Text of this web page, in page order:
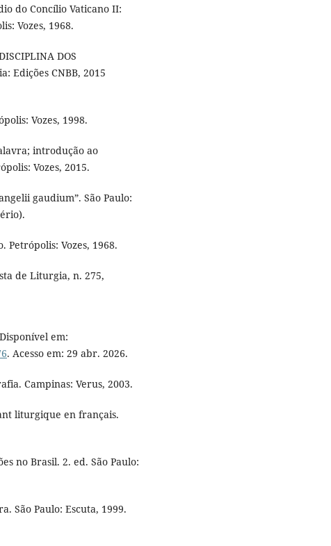
do Concílio Vaticano II:
Vozes, 1968.
DOS
Edições CNBB, 2015
Vozes, 1998.
introdução ao
Vozes, 2015.
gaudium”. São Paulo:
Petrópolis: Vozes, 1968.
de Liturgia, n. 275,
em:
. Acesso em: 29 abr. 2026.
Campinas: Verus, 2003.
liturgique en français.
no Brasil. 2. ed. São Paulo:
São Paulo: Escuta, 1999.